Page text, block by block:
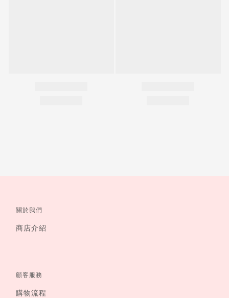
關於我們
商店介紹
顧客服務
購物流程